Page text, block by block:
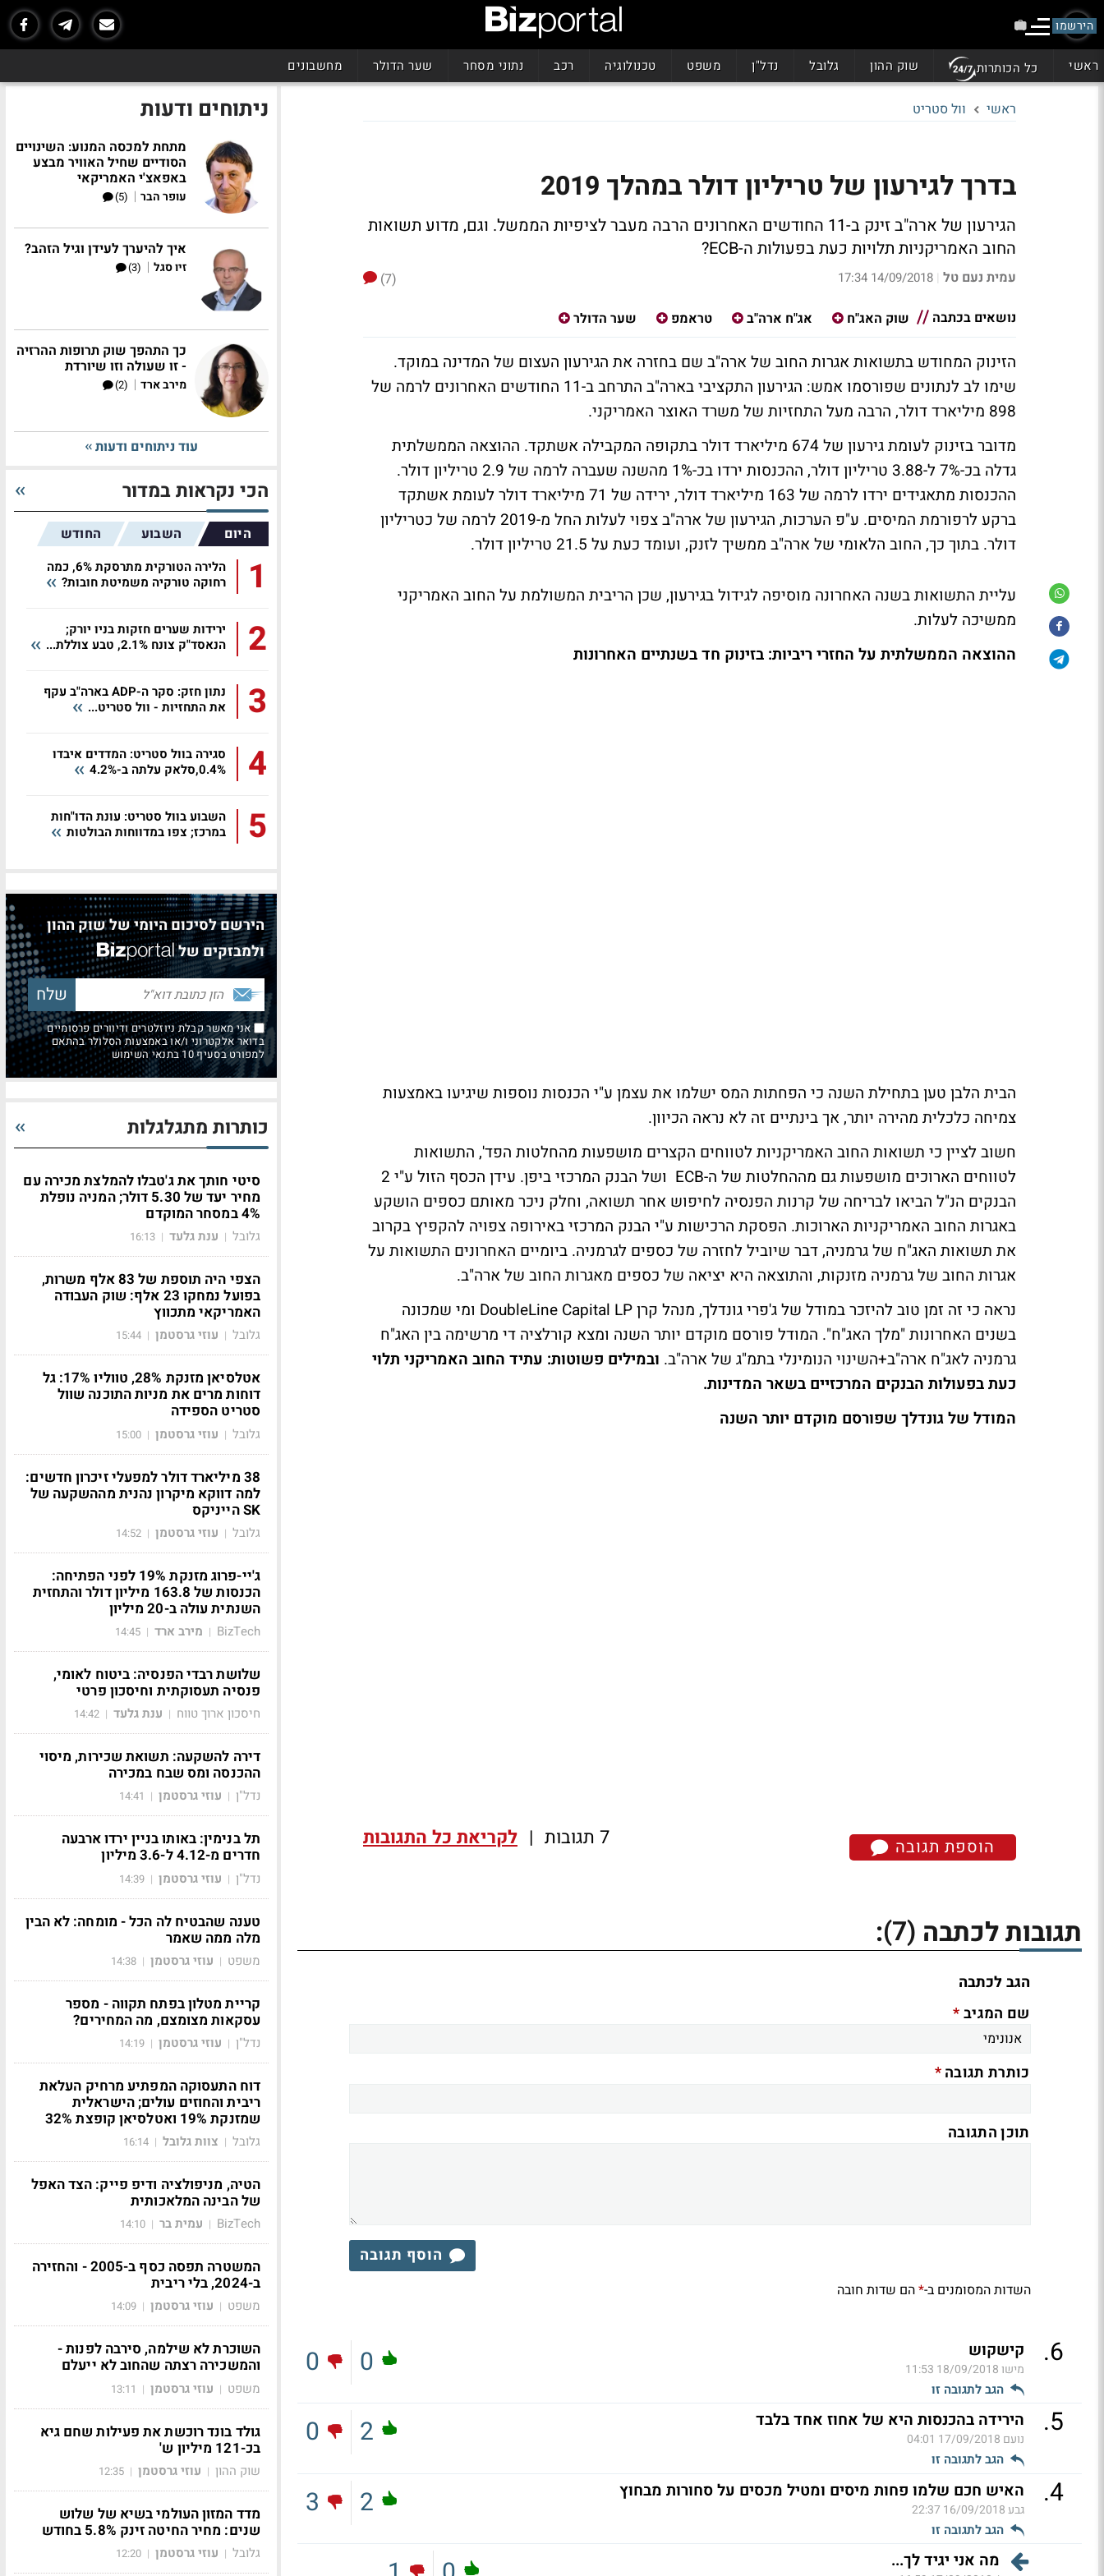
הירשמו
ראשי כל הכותרות שוק ההון גלובל נדל"ן משפט טכנולוגיה רכב נתוני מסחר שער הדולר מחשבונים
ראשי וול סטריט
בדרך לגירעון של טריליון דולר במהלך 2019
הגירעון של ארה"ב זינק ב-11 החודשים האחרונים הרבה מעבר לציפיות הממשל. וגם, מדוע תשואות
החוב האמריקניות תלויות כעת בפעולות ה-ECB?
עמית נעם טל |
14/09/2018 17:34
(7)
נושאים בכתבה
שוק האג"ח אג"ח ארה"ב טראמפ שער הדולר
הזינוק המחודש בתשואות אגרות החוב של ארה"ב שם בחזרה את הגירעון העצום של המדינה במוקד.
שימו לב לנתונים שפורסמו אמש: הגירעון התקציבי בארה"ב התרחב ב-11 החודשים האחרונים לרמה של
898 מיליארד דולר, הרבה מעל התחזיות של משרד האוצר האמריקני.
מדובר בזינוק לעומת גירעון של 674 מיליארד דולר בתקופה המקבילה אשתקד. ההוצאה הממשלתית
גדלה בכ-7% ל-3.88 טריליון דולר, ההכנסות ירדו בכ-1% מהשנה שעברה לרמה של 2.9 טריליון דולר.
ההכנסות מתאגידים ירדו לרמה של 163 מיליארד דולר, ירידה של 71 מיליארד דולר לעומת אשתקד
ברקע לרפורמת המיסים. ע"פ הערכות, הגירעון של ארה"ב צפוי לעלות החל מ-2019 לרמה של כטריליון
דולר. בתוך כך, החוב הלאומי של ארה"ב ממשיך לזנק, ועומד כעת על 21.5 טריליון דולר.
עליית התשואות בשנה האחרונה מוסיפה לגידול בגירעון, שכן הריבית המשולמת על החוב האמריקני
ממשיכה לעלות.
ההוצאה הממשלתית על החזרי ריביות: בזינוק חד בשנתיים האחרונות
הבית הלבן טען בתחילת השנה כי הפחתות המס ישלמו את עצמן ע"י הכנסות נוספות שיגיעו באמצעות
צמיחה כלכלית מהירה יותר, אך בינתיים זה לא נראה הכיוון.
חשוב לציין כי תשואות החוב האמריקניות לטווחים הקצרים מושפעות מהחלטות הפד', התשואות
לטווחים הארוכים מושפעות גם מההחלטות של ה-ECB ושל הבנק המרכזי ביפן. עידן הכסף הזול ע"י 2
הבנקים הנ"ל הביאו לבריחה של קרנות הפנסיה לחיפוש אחר תשואה, וחלק ניכר מאותם כספים הושקע
באגרות החוב האמריקניות הארוכות. הפסקת הרכישות ע"י הבנק המרכזי באירופה צפויה להקפיץ בקרוב
את תשואות האג"ח של גרמניה, דבר שיוביל לחזרה של כספים לגרמניה. ביומיים האחרונים התשואות על
אגרות החוב של גרמניה מזנקות, והתוצאה היא יציאה של כספים מאגרות החוב של ארה"ב.
נראה כי זה זמן טוב להיזכר במודל של ג'פרי גונדלך, מנהל קרן DoubleLine Capital LP ומי שמכונה
בשנים האחרונות "מלך האג"ח". המודל פורסם מוקדם יותר השנה ומצא קורלציה די מרשימה בין האג"ח
גרמניה לאג"ח ארה"ב+השינוי הנומינלי בתמ"ג של ארה"ב. ובמילים פשוטות: עתיד החוב האמריקני תלוי
כעת בפעולות הבנקים המרכזיים בשאר המדינות.
המודל של גונדלך שפורסם מוקדם יותר השנה
הוספת תגובה 7 תגובות | לקריאת כל התגובות
תגובות לכתבה (7)
:
הגב לכתבה
שם המגיב*
כותרת תגובה*
תוכן התגובה
הוסף תגובה
השדות המסומנים ב-*הם שדות חובה
6
. קישקוש
מישו18/09/2018 11:53
הגב לתגובה זו
0
0
5
. הירידה בהכנסות היא של אחוז אחד בלבד
נועם 17/09/2018 04:01
הגב לתגובה זו
2
0
4
. האיש חכם שלמו פחות מיסים ומטיל מכסים על סחורות מבחוץ
גבע16/09/2018 22:37
הגב לתגובה זו
2
3
מה אני יגיד לך...
ניתוחים ודעות
מתחת למכסה המנוע: השינויים
הסודיים שחיל האוויר מבצע
באפאצ'י האמריקאי
עופר הבר |
(5)
איך להיערך לעידן וגיל הזהב?
זיו סגל |
(3)
כך התהפך שוק תרופות ההרזיה
- זו שעולה וזו שיורדת
מירב ארד |
(2)
עוד ניתוחים ודעות
הכי נקראות במדור
היום השבוע החודש
1
הלירה הטורקית מתרסקת 6%, כמה
רחוקה טורקיה משמיטת חובות?
2
ירידות שערים חזקות בניו יורק;
הנאסד"ק צונח 2.1%, טבע צוללת...
3
נתון חזק: סקר ה-ADP בארה"ב עקף
את התחזיות - וול סטריט...
4
סגירה בוול סטריט: המדדים איבדו
0.4%,סלאק עלתה ב-4.2%
5
השבוע בוול סטריט: עונת הדו"חות
במרכז; צפו במדווחות הבולטות
הירשם לסיכום היומי של שוק ההון
ולמבזקים של
אני מאשר קבלת ניוזלטרים ודיוורים פרסומיים
בדואר אלקטרוני ו/או באמצעות הסלולר בהתאם
למפורט בסעיף 10 בתנאי השימוש
כותרות מתגלגלות
סיטי חותך את ג'טבלו להמלצת מכירה עם
מחיר יעד של 5.30 דולר; המניה נופלת
4% במסחר המוקדם
גלובל | ענת גלעד |
16:13
הצפי היה תוספת של 83 אלף משרות,
בפועל נמחקו 23 אלף: שוק העבודה
האמריקאי מתכווץ
גלובל | עוזי גרסטמן |
15:44
אטלסיאן מזנקת 28%, טווליו 17%: גל
דוחות מרים את מניות התוכנה שוול
סטריט הספידה
גלובל | עוזי גרסטמן |
15:00
38 מיליארד דולר למפעלי זיכרון חדשים:
למה דווקא מיקרון נהנית מההשקעה של
SK הייניקס
גלובל | עוזי גרסטמן |
14:52
ג'יי-פרוג מזנקת 19% לפני הפתיחה:
הכנסות של 163.8 מיליון דולר והתחזית
השנתית עולה ב-20 מיליון
BizTech
| מירב ארד |
14:45
שלושת רבדי הפנסיה: ביטוח לאומי,
פנסיה תעסוקתית וחיסכון פרטי
חיסכון ארוך טווח | ענת גלעד |
14:42
דירה להשקעה: תשואת שכירות, מיסוי
ההכנסה ומס שבח במכירה
נדל"ן | עוזי גרסטמן |
14:41
תל בנימין: באותו בניין ירדו ארבעה
חדרים מ-4.12 ל-3.6 מיליון
נדל"ן | עוזי גרסטמן |
14:39
טענה שהבטיח לה הכל - מומחה: לא הבין
מלה ממה שאמר
משפט | עוזי גרסטמן |
14:38
קריית מטלון בפתח תקווה - מספר
עסקאות מצומצם, מה המחירים?
נדל"ן | עוזי גרסטמן |
14:19
דוח התעסוקה המפתיע מרחיק העלאת
ריבית והחוזים עולים; הישראלית
שמזנקת 19% ואטלסיאן קופצת 32%
גלובל | צוות גלובל |
16:14
הטיה, מניפולציה ודיפ פייק: הצד האפל
של הבינה המלאכותית
BizTech
| עמית בר |
14:10
המשטרה תפסה כסף ב-2005 - והחזירה
ב-2024, בלי ריבית
משפט | עוזי גרסטמן |
14:09
השוכרת לא שילמה, סירבה לפנות -
והמשכירה רצתה שהחוב לא ייעלם
משפט | עוזי גרסטמן |
13:11
גולד בונד רוכשת את פעילות שחם גיא
בכ-121 מיליון ש'
שוק ההון | עוזי גרסטמן |
12:35
מדד המזון העולמי בשיא של שלוש
שנים: מחיר החיטה זינק 5.8% בחודש
גלובל | עוזי גרסטמן |
12:20